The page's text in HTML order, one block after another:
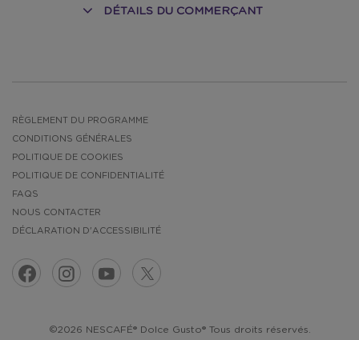
DÉTAILS DU COMMERÇANT
RÈGLEMENT DU PROGRAMME
CONDITIONS GÉNÉRALES
POLITIQUE DE COOKIES
POLITIQUE DE CONFIDENTIALITÉ
FAQS
NOUS CONTACTER
DÉCLARATION D'ACCESSIBILITÉ
©2026 NESCAFÉ® Dolce Gusto® Tous droits réservés.